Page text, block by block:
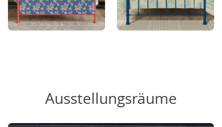
Ausstellungsräume